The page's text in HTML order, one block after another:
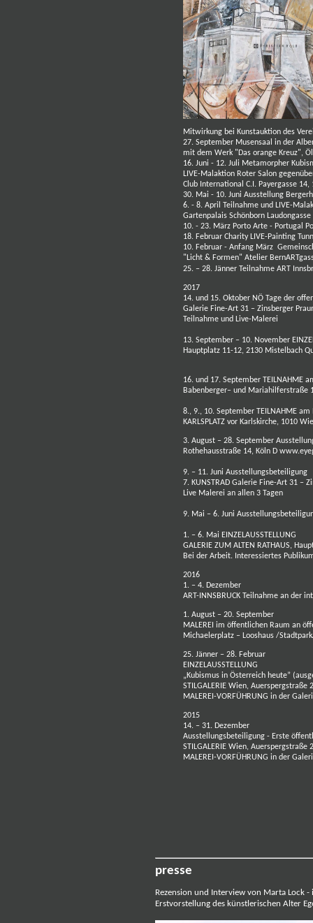
Mitwirkung bei Kunstauktion des
27. September Musensaal in der
mit dem Werk "Das orange Kreuz",
16. Juni - 12. Juli Metamorpher
LIVE-Malaktion Roter Salon
Club International C.I. Payergasse 14,
30. Mai - 10. Juni Ausstellung
6. - 8. April Teilnahme und LIVE-
Gartenpalais Schönborn
10. - 23. März Porto Arte - Portugal
18. Februar Charity LIVE-Painting
10. Februar - Anfang März
"Licht & Formen" Atelier
25. – 28. Jänner Teilnahme ART
2017
14. und 15. Oktober NÖ Tage der
Galerie Fine-Art 31 – Zinsberger
Teilnahme und Live-Malerei
13. September – 10. November
Hauptplatz 11-12,
16. und 17. September TEILNAHME
Babenberger– und Mariahilferstraße
8., 9., 10. September TEILNAHME am
KARLSPLATZ vor Karlskirche, 1010
3. August – 28. September
Rothehausstraße 14, Köln D
9. – 11. Juni Ausstellungsbeteiligung
7. KUNSTRAD Galerie Fine-Art 31 –
Live Malerei an allen 3 Tagen
9. Mai – 6. Juni
1. – 6. Mai EINZELAUSSTELLUNG
GALERIE ZUM ALTEN RATHAUS,
Bei der Arbeit. Interessiertes
2016
1. – 4. Dezember
ART-INNSBRUCK Teilnahme an der
1. August – 20. September
MALEREI im öffentlichen Raum an
Michaelerplatz – Looshaus /
25. Jänner – 28. Februar
EINZELAUSSTELLUNG
„Kubismus in Österreich heute”
STILGALERIE Wien, Auerspergstraße
MALEREI-VORFÜHRUNG in der
2015
14. – 31. Dezember
Ausstellungsbeteiligung - Erste
STILGALERIE Wien, Auerspergstraße
MALEREI-VORFÜHRUNG in der
presse
Rezension und Interview von Marta Lock -
Erstvorstellung des künstlerischen Alter